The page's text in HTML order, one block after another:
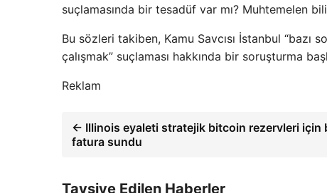
suçlamasında bir tesadüf var mı? Muhtemelen
Bu sözleri takiben, Kamu Savcısı İstanbul
çalışmak” suçlaması hakkında bir soruşturma
Reklam
← Illinois eyaleti stratejik bitcoin rezervleri için
fatura sundu
Tavsiye Edilen Haberler